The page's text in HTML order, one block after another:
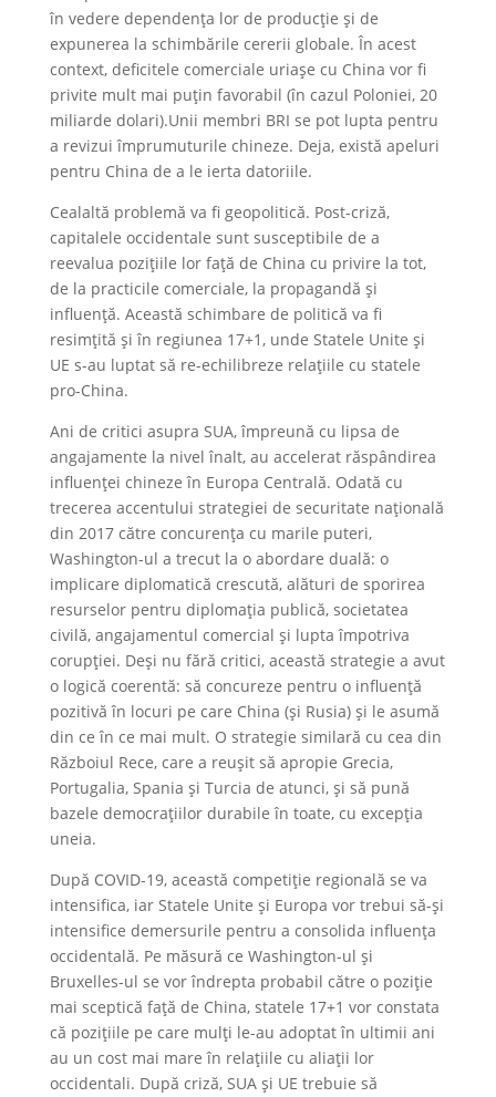
în vedere dependența lor de producție și de
expunerea la schimbările cererii globale. În acest
context, deficitele comerciale uriașe cu China vor fi
privite mult mai puțin favorabil (în cazul Poloniei, 20
miliarde dolari).Unii membri BRI se pot lupta pentru
a revizui împrumuturile chineze. Deja, există apeluri
pentru China de a le ierta datoriile.
Cealaltă problemă va fi geopolitică. Post-criză,
capitalele occidentale sunt susceptibile de a
reevalua pozițiile lor față de China cu privire la tot,
de la practicile comerciale, la propagandă și
influență. Această schimbare de politică va fi
resimțită și în regiunea 17+1, unde Statele Unite și
UE s-au luptat să re-echilibreze relațiile cu statele
pro-China.
Ani de critici asupra SUA, împreună cu lipsa de
angajamente la nivel înalt, au accelerat răspândirea
influenței chineze în Europa Centrală. Odată cu
trecerea accentului strategiei de securitate națională
din 2017 către concurența cu marile puteri,
Washington-ul a trecut la o abordare duală: o
implicare diplomatică crescută, alături de sporirea
resurselor pentru diplomația publică, societatea
civilă, angajamentul comercial și lupta împotriva
corupției. Deși nu fără critici, această strategie a avut
o logică coerentă: să concureze pentru o influență
pozitivă în locuri pe care China (și Rusia) și le asumă
din ce în ce mai mult. O strategie similară cu cea din
Războiul Rece, care a reușit să apropie Grecia,
Portugalia, Spania și Turcia de atunci, și să pună
bazele democrațiilor durabile în toate, cu excepția
uneia.
După COVID-19, această competiție regională se va
intensifica, iar Statele Unite și Europa vor trebui să-și
intensifice demersurile pentru a consolida influența
occidentală. Pe măsură ce Washington-ul și
Bruxelles-ul se vor îndrepta probabil către o poziție
mai sceptică față de China, statele 17+1 vor constata
că pozițiile pe care mulți le-au adoptat în ultimii ani
au un cost mai mare în relațiile cu aliații lor
occidentali. După criză, SUA și UE trebuie să